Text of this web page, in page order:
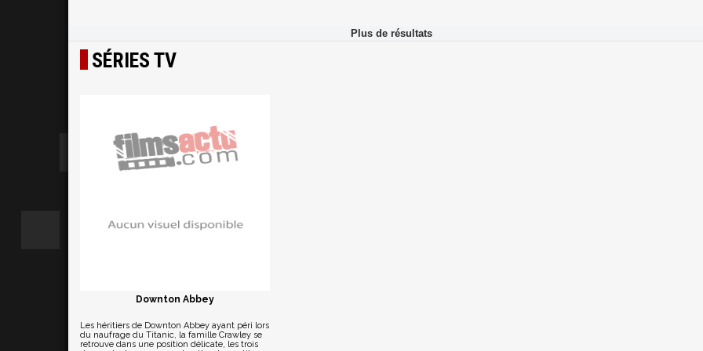
SÉRIES TV
Downton Abbey
Les héritiers de Downton Abbey ayant péri lors
du naufrage du Titanic, la famille Crawley se
retrouve dans une position délicate, les trois